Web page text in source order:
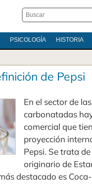
PSICOLOGÍA HISTORIA
de Pepsi
En el sector de
carbonatadas
comercial que
proyección
Pepsi. Se trata
originario de
destacado es